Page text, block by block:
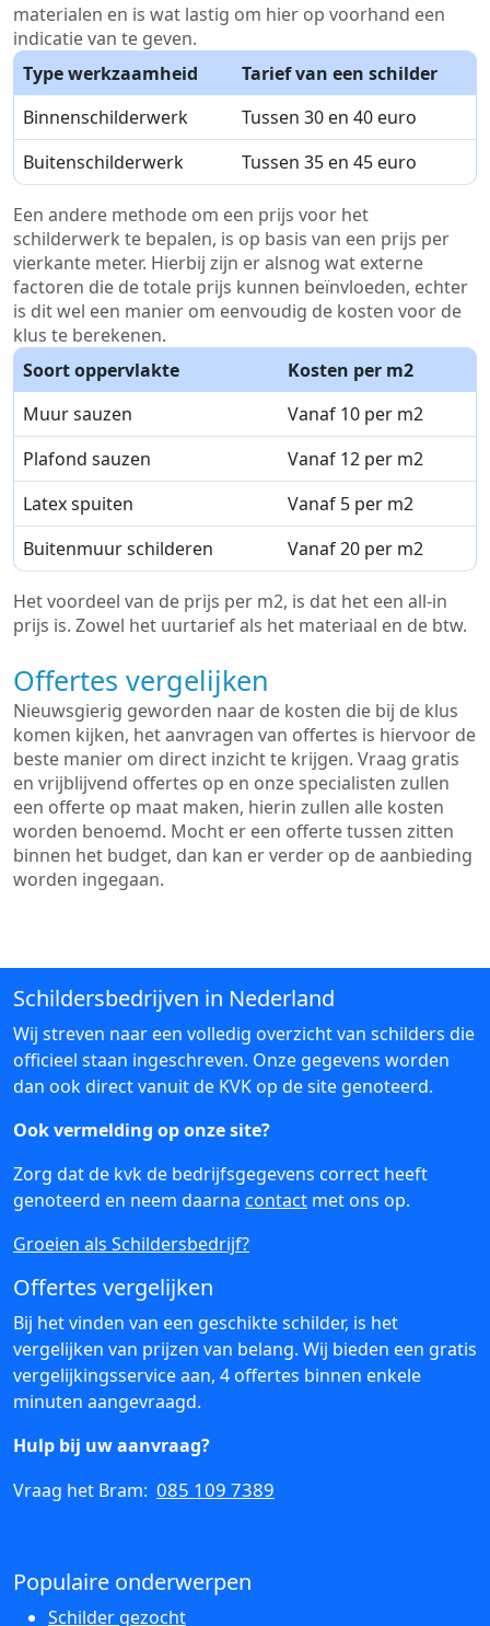
materialen en is wat lastig om hier op voorhand een
indicatie van te geven.
Type werkzaamheid
Tarief van een schilder
Binnenschilderwerk
Tussen 30 en 40 euro
Buitenschilderwerk
Tussen 35 en 45 euro
Een andere methode om een prijs voor het
schilderwerk te bepalen, is op basis van een prijs per
vierkante meter. Hierbij zijn er alsnog wat externe
factoren die de totale prijs kunnen beïnvloeden, echter
is dit wel een manier om eenvoudig de kosten voor de
klus te berekenen.
Soort oppervlakte
Kosten per m2
Muur sauzen
Vanaf 10 per m2
Plafond sauzen
Vanaf 12 per m2
Latex spuiten
Vanaf 5 per m2
Buitenmuur schilderen
Vanaf 20 per m2
Het voordeel van de prijs per m2, is dat het een all-in
prijs is. Zowel het uurtarief als het materiaal en de btw.
Offertes vergelijken
Nieuwsgierig geworden naar de kosten die bij de klus
komen kijken, het aanvragen van offertes is hiervoor de
beste manier om direct inzicht te krijgen. Vraag gratis
en vrijblijvend offertes op en onze specialisten zullen
een offerte op maat maken, hierin zullen alle kosten
worden benoemd. Mocht er een offerte tussen zitten
binnen het budget, dan kan er verder op de aanbieding
worden ingegaan.
Schildersbedrijven in Nederland
Wij streven naar een volledig overzicht van schilders die
officieel staan ingeschreven. Onze gegevens worden
dan ook direct vanuit de KVK op de site genoteerd.
Ook vermelding op onze site?
Zorg dat de kvk de bedrijfsgegevens correct heeft
genoteerd en neem daarna contact met ons op.
Groeien als Schildersbedrijf?
Offertes vergelijken
Bij het vinden van een geschikte schilder, is het
vergelijken van prijzen van belang. Wij bieden een gratis
vergelijkingsservice aan, 4 offertes binnen enkele
minuten aangevraagd.
Hulp bij uw aanvraag?
Vraag het Bram: 085 109 7389
Populaire onderwerpen
Schilder gezocht